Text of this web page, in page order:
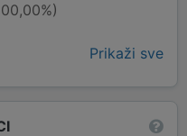
Prikaži sve